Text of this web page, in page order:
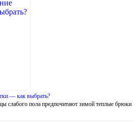
— как выбрать?
слабого пола предпочитают зимой теплые брюки